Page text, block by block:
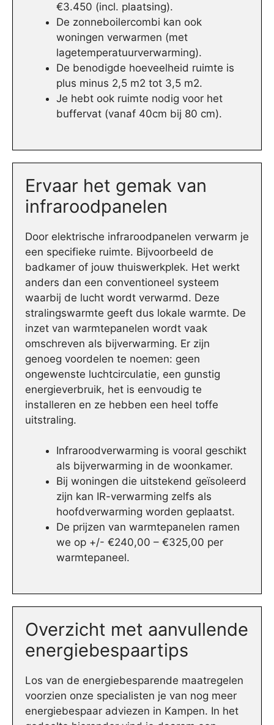
€3.450 (incl. plaatsing).
De zonneboilercombi kan ook
woningen verwarmen (met
lagetemperatuurverwarming).
De benodigde hoeveelheid ruimte is
plus minus 2,5 m2 tot 3,5 m2.
Je hebt ook ruimte nodig voor het
buffervat (vanaf 40cm bij 80 cm).
Ervaar het gemak van
infraroodpanelen
Door elektrische infraroodpanelen verwarm je
een specifieke ruimte. Bijvoorbeeld de
badkamer of jouw thuiswerkplek. Het werkt
anders dan een conventioneel systeem
waarbij de lucht wordt verwarmd. Deze
stralingswarmte geeft dus lokale warmte. De
inzet van warmtepanelen wordt vaak
omschreven als bijverwarming. Er zijn
genoeg voordelen te noemen: geen
ongewenste luchtcirculatie, een gunstig
energieverbruik, het is eenvoudig te
installeren en ze hebben een heel toffe
uitstraling.
Infraroodverwarming is vooral geschikt
als bijverwarming in de woonkamer.
Bij woningen die uitstekend geïsoleerd
zijn kan IR-verwarming zelfs als
hoofdverwarming worden geplaatst.
De prijzen van warmtepanelen ramen
we op +/- €240,00 – €325,00 per
warmtepaneel.
Overzicht met aanvullende
energiebespaartips
Los van de energiebesparende maatregelen
voorzien onze specialisten je van nog meer
energiebespaar adviezen in Kampen. In het